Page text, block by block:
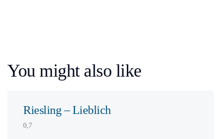
You might also like
Riesling – Lieblich
0,7